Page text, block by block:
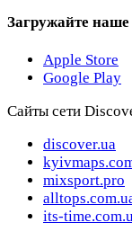
Загружайте
Apple Store
Google Play
Сайты сети
discover.ua
mixsport.pro
its-